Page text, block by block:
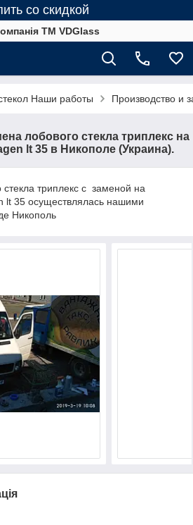
со скидкой
ТМ VDGlass
Наши работы Производство и
лобового стекла триплекс на
lt 35 в Никополе (Украина).
стекла триплекс с заменой на
lt 35 осуществлялась нашими
Никополь